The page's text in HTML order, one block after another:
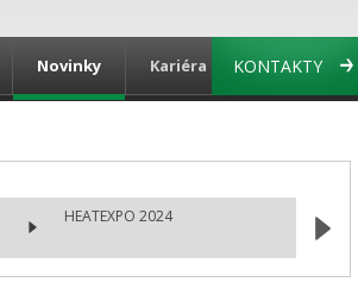
Novinky Kariéra KONTAKTY
HEATEXPO 2024